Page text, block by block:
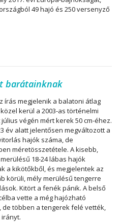
49 hajó és 250 versenyző
barátainknak
írás megjelenik a balatoni átlag
kerül a 2003-as történelmi
végén mért kerek 50 cm-éhez.
év alatt jelentősen megváltozott a
hajók száma, de
méretösszetétele. A kisebb,
18-24 lábas hajók
a kikötőkből, és megjelentek az
körüli, mély merülésű tengerre
Kitört a fenék pánik. A belső
vette a még hajózható
de többen a tengerek felé vették,